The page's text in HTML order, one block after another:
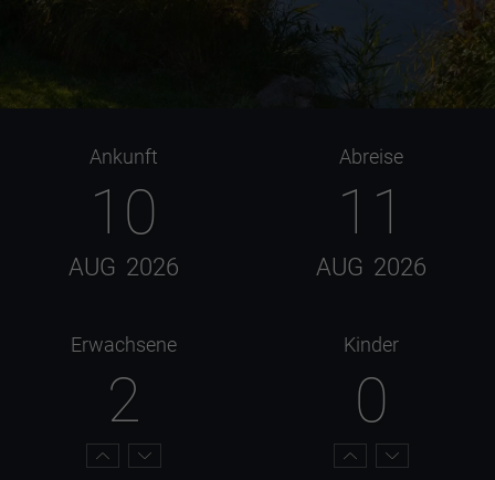
Ankunft
10
AUG 2026
Abreise
11
AUG 2026
Erwachsene
2
Kinder
0